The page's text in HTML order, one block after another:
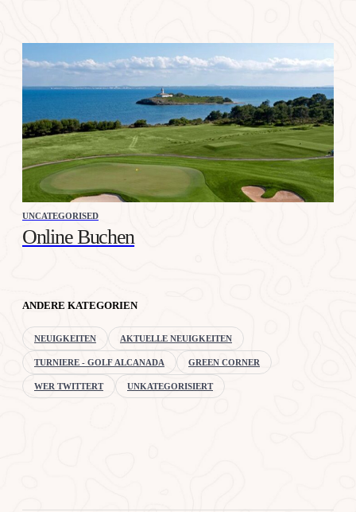
UNCATEGORISED
Online Buchen
ANDERE KATEGORIEN
NEUIGKEITEN AKTUELLE NEUIGKEITEN
TURNIERE - GOLF ALCANADA GREEN CORNER
WER TWITTERT UNKATEGORISIERT